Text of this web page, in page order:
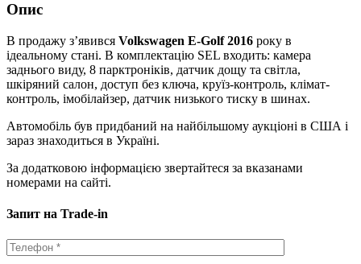
Опис
В продажу з’явився Volkswagen E-Golf 2016 року в
ідеальному стані. В комплектацію SEL входить: камера
заднього виду, 8 парктроніків, датчик дощу та світла,
шкіряний салон, доступ без ключа, круїз-контроль, клімат-
контроль, імобілайзер, датчик низького тиску в шинах.
Автомобіль був придбаний на найбільшому аукціоні в США і
зараз знаходиться в Україні.
За додатковою інформацією звертайтеся за вказанами
номерами на сайті.
Запит на Trade-in